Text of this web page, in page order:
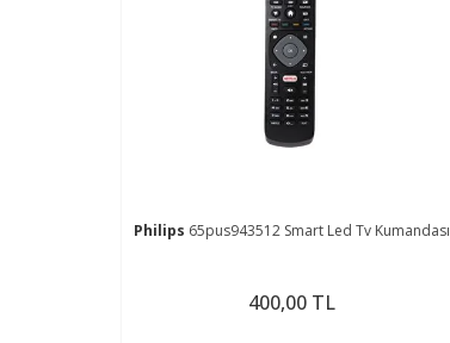
Philips 65pus943512 Smart Led Tv Kumandası
400,00 TL